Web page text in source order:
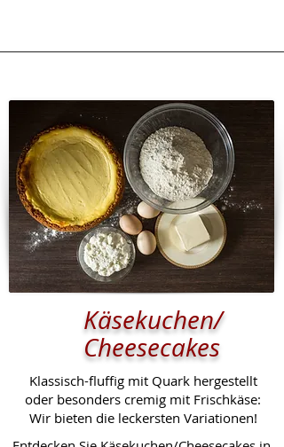
Käsekuchen/
Cheesecakes
Klassisch-fluffig mit Quark hergestellt
oder besonders cremig mit Frischkäse:
Wir bieten die leckersten Variationen!